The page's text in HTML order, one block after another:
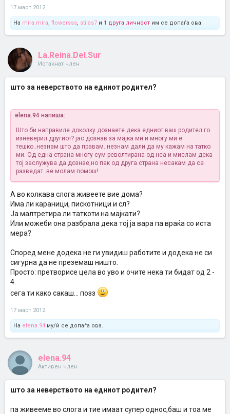
17 март 2012
На mira.mira, flowersss, stilas7 и 1 друга личност им се допаѓа ова.
La.Reina.Del.Sur
Истакнат член
што за неверството на едниот родител?
elena.94 напиша:
Што би направиле доколку дознаете дека едниот ваш родител го
изневерил другиот? јас дознав за мајка ми и многу ми е
тешко..незнам што да правам..незнам дали да му кажам на татко
ми. Од една страна многу сум револтирана од неа и мислам дека
тој заслужува да дознае,но пак од друга страна несакам да се
разведат..ве молам помош!
А во колкава слога живеете вие дома?
Има ли караници, пискотници и сл?
Ја малтретира ли таткоти на мајкати?
Или можеби она разбрала дека тој ја вара па враќа со иста
мера?
Според мене додека не ги увидиш работите и додека не си
сигурна да не преземаш ништо.
Просто: претворисе цела во уво и очите нека ти бидат од 2 -
4.
сега ти како сакаш... позз
17 март 2012
На elena.94 му/ѝ се допаѓа ова.
elena.94
Активен член
што за неверството на едниот родител?
па живееме во слога и тие имаат супер однос,баш и тоа ме